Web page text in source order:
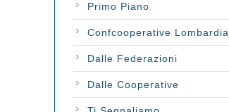
Primo Piano
Confcooperative Lombardia
Dalle Federazioni
Dalle Cooperative